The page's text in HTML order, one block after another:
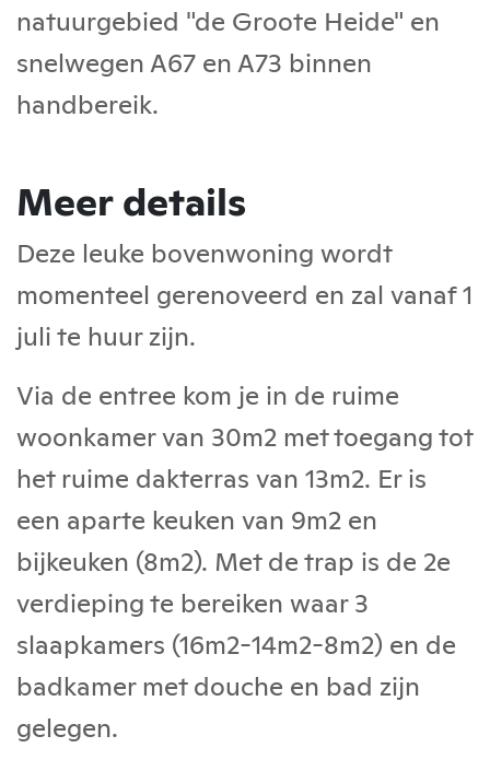
natuurgebied "de Groote Heide" en
snelwegen A67 en A73 binnen
handbereik.
Meer details
Deze leuke bovenwoning wordt
momenteel gerenoveerd en zal vanaf 1
juli te huur zijn.
Via de entree kom je in de ruime
woonkamer van 30m2 met toegang tot
het ruime dakterras van 13m2. Er is
een aparte keuken van 9m2 en
bijkeuken (8m2). Met de trap is de 2e
verdieping te bereiken waar 3
slaapkamers (16m2-14m2-8m2) en de
badkamer met douche en bad zijn
gelegen.